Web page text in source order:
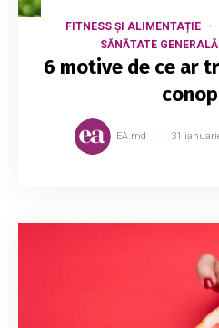
FITNESS ȘI ALIMENTAȚIE
SĂNĂTATE GENERALĂ
6 motive de ce ar
EA.md 31